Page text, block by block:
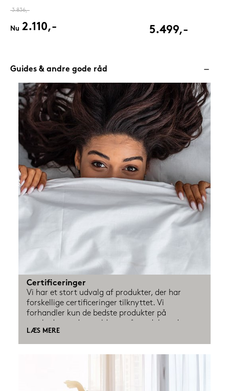
3.836,-
Nu 2.110,- 5.499,-
Guides & andre gode råd
Certificeringer
Vi har et stort udvalg af produkter, der har
forskellige certificeringer tilknyttet. Vi
forhandler kun de bedste produkter på
certificeret, så de passer på både dit helbred
samt miljøet. Men det kan være svært at holde
styr på, hvad de forskellige certificeringer
LÆS MERE